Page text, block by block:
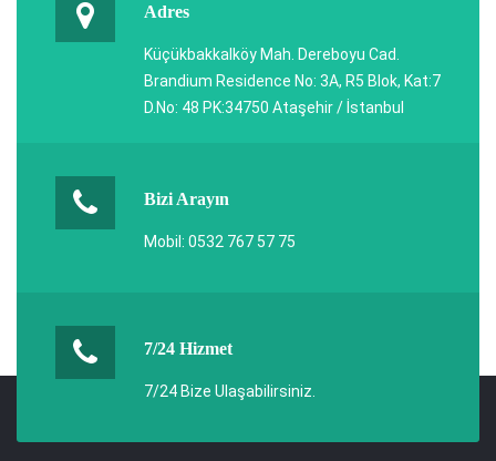
Adres
Küçükbakkalköy Mah. Dereboyu Cad.
Brandium Residence No: 3A, R5 Blok, Kat:7
D.No: 48 PK:34750 Ataşehir / İstanbul
Bizi Arayın
Mobil: 0532 767 57 75
7/24 Hizmet
7/24 Bize Ulaşabilirsiniz.